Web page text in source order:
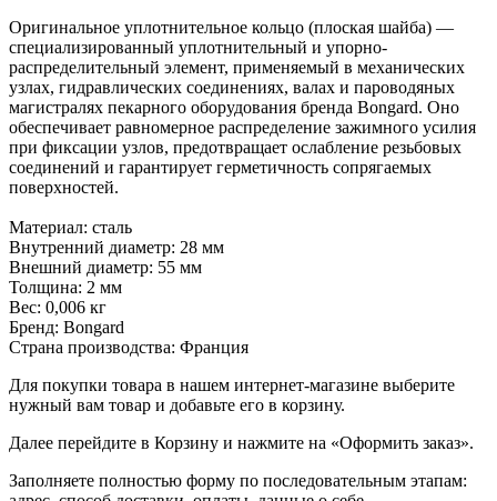
Оригинальное уплотнительное кольцо (плоская шайба) —
специализированный уплотнительный и упорно-
распределительный элемент, применяемый в механических
узлах, гидравлических соединениях, валах и пароводяных
магистралях пекарного оборудования бренда Bongard. Оно
обеспечивает равномерное распределение зажимного усилия
при фиксации узлов, предотвращает ослабление резьбовых
соединений и гарантирует герметичность сопрягаемых
поверхностей.
Материал: сталь
Внутренний диаметр: 28 мм
Внешний диаметр: 55 мм
Толщина: 2 мм
Вес: 0,006 кг
Бренд: Bongard
Страна производства: Франция
Для покупки товара в нашем интернет-магазине выберите
нужный вам товар и добавьте его в корзину.
Далее перейдите в Корзину и нажмите на «Оформить заказ».
​​​​​​​Заполняете полностью форму по последовательным этапам: